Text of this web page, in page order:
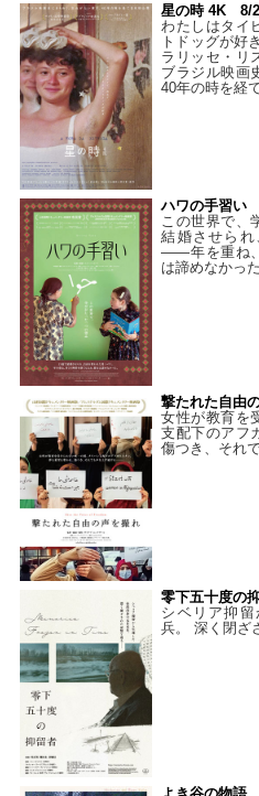
星の時 4K 8/
わたしはタイ
トドッグが好
ラリッセ・リ
ブラジル映画
40年の時を経
ハワの手習い
この世界で、
結婚させられ
——年を重ね
は諦めなかった
撃たれた自由
女性が教育を
支配下のアフ
傷つき、それ
零下五十度の
シベリア抑
兵。 深く閉ざ